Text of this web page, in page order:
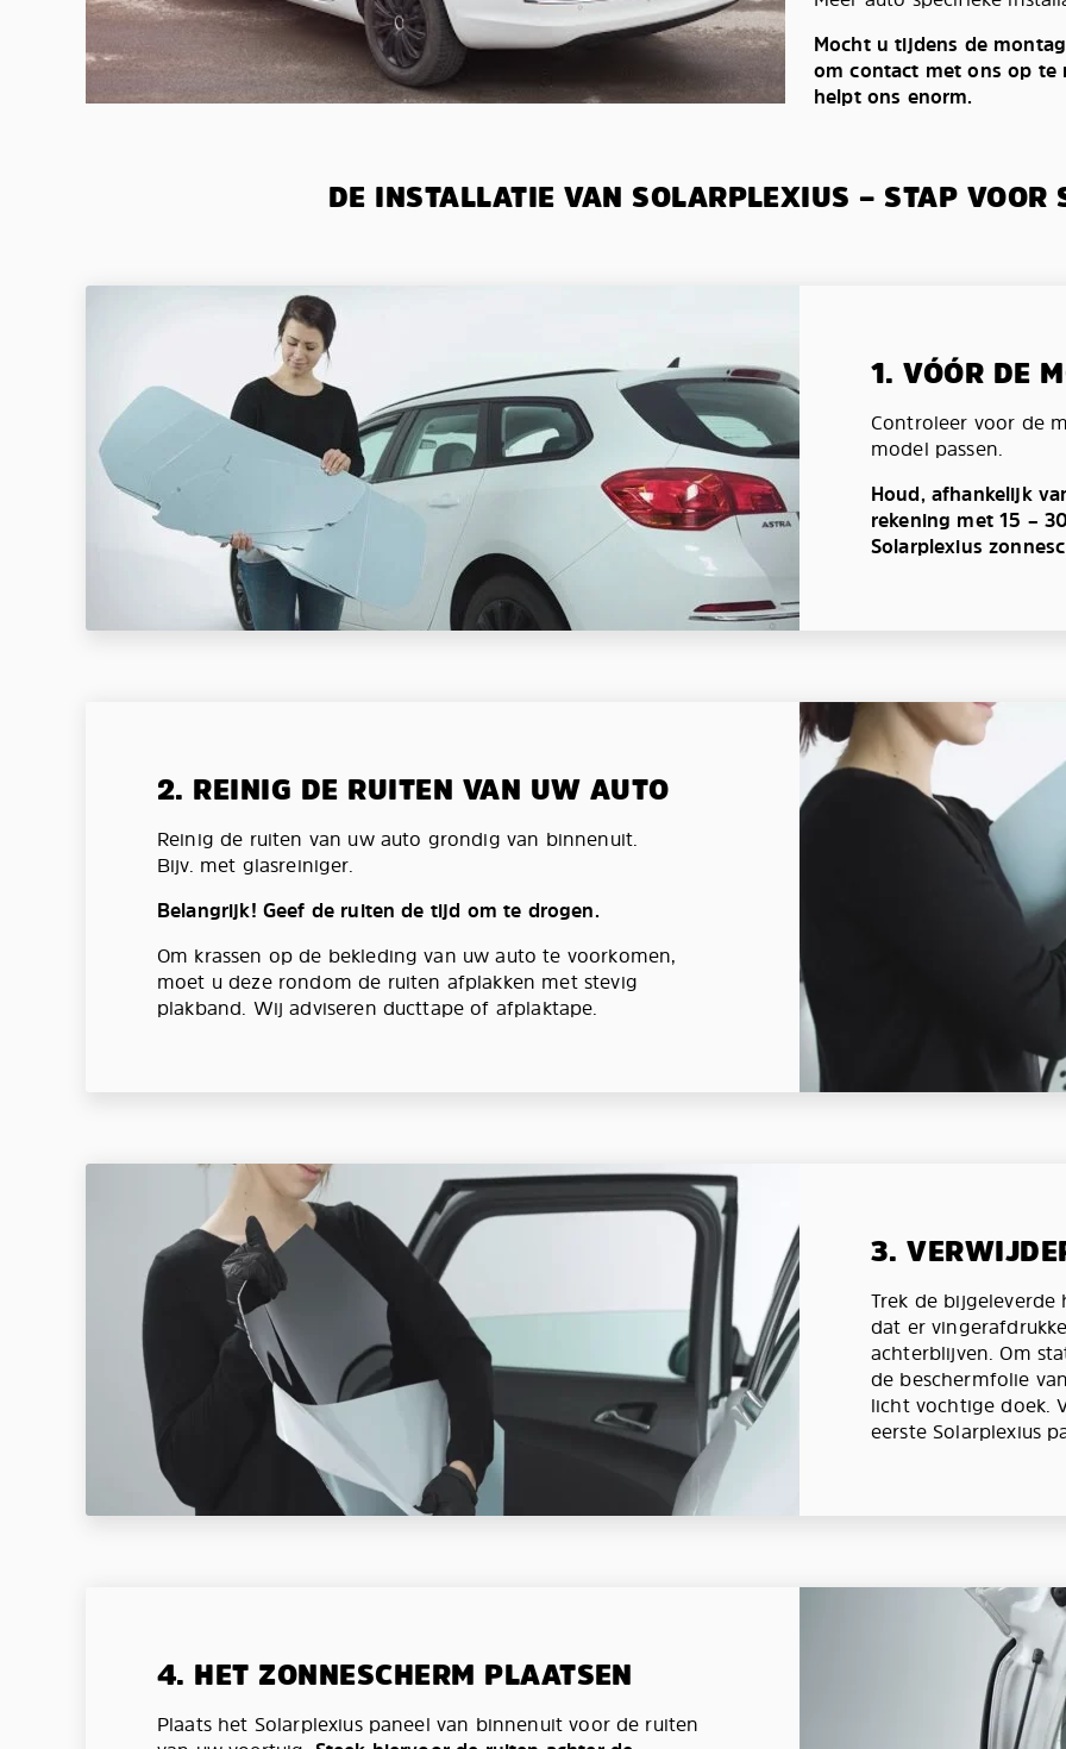
Mocht u tijdens de
om contact met ons op te
helpt ons enorm.
DE INSTALLATIE VAN SOLARPLEXIUS – STAP VOOR
1. VÓÓR DE
Controleer voor de
model passen.
Houd, afhankelijk
rekening met 15 –
Solarplexius
2. REINIG DE RUITEN VAN UW AUTO
Reinig de ruiten van uw auto grondig van binnenuit.
Bijv. met glasreiniger.
Belangrijk! Geef de ruiten de tijd om te drogen.
Om krassen op de bekleding van uw auto te voorkomen,
moet u deze rondom de ruiten afplakken met stevig
plakband. Wij adviseren ducttape of afplaktape.
3.
Trek de
dat er
achterblijven. Om
de beschermfolie
licht vochtige doek.
eerste Solarplexius
4. HET ZONNESCHERM PLAATSEN
Plaats het Solarplexius paneel van binnenuit voor de ruiten